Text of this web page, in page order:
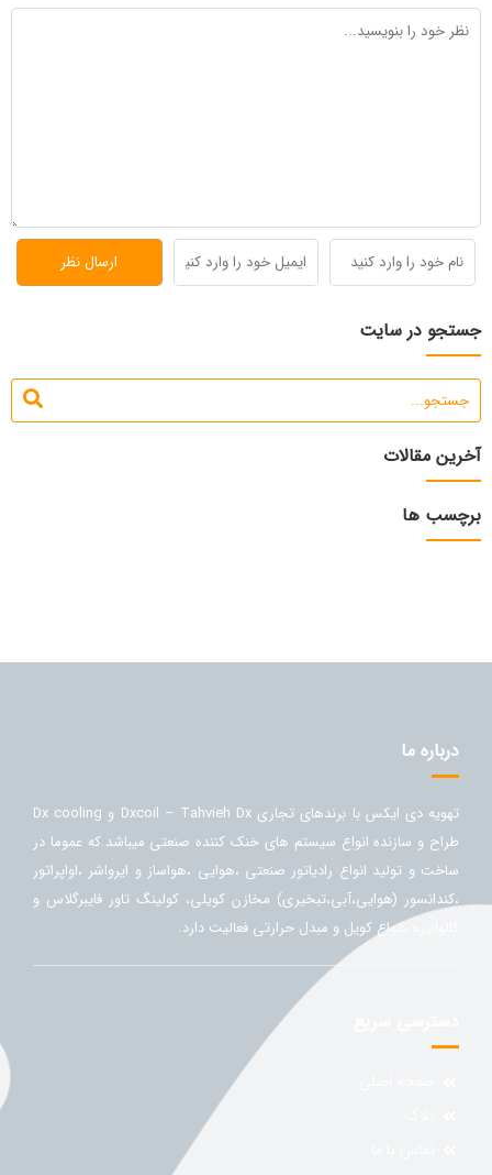
جستجو در سایت
آخرین مقالات
برچسب ها
درباره ما
تهویه دی ایکس با برندهای تجاری Dxcoil – Tahvieh Dx و Dx cooling
طراح و سازنده انواع سیستم های خنک کننده صنعتی میباشد.که عموما در
ساخت و تولید انواع رادیاتور صنعتی ،هوایی ،هواساز و ایرواشر ،اواپراتور
،کندانسور (هوایی،آبی،تبخیری) مخازن کویلی، کولینگ تاور فایبرگلاس و
گالوانیزه ،انواع کویل و مبدل حرارتی فعالیت دارد.